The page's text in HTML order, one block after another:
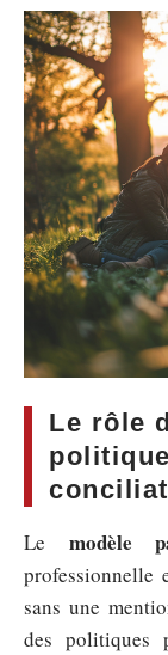
Le rôle
Le modèle
sans une
des politiques